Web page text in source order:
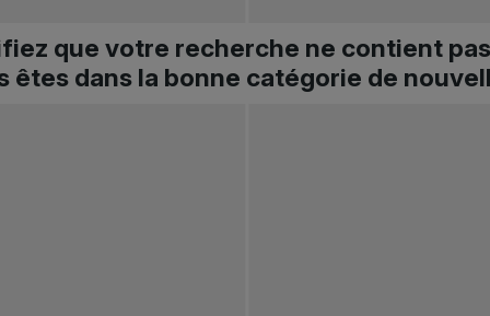
que votre recherche ne contient
dans la bonne catégorie de